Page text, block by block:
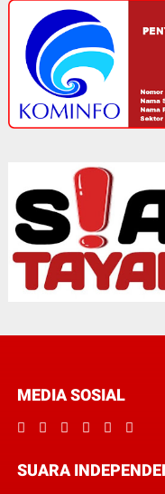
MEDIA SOSIAL
SUARA